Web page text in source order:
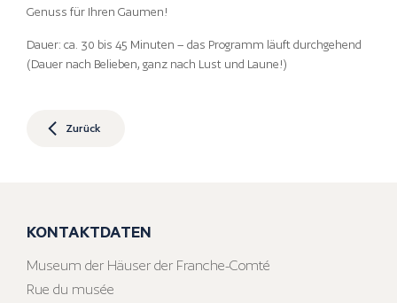
Genuss für Ihren Gaumen!
Dauer: ca. 30 bis 45 Minuten – das Programm läuft durchgehend
(Dauer nach Belieben, ganz nach Lust und Laune!)
Zurück
KONTAKTDATEN
Museum der Häuser der Franche-Comté
Rue du musée